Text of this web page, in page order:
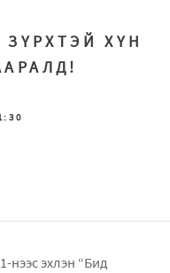
ХҮН
нээс эхлэн “Бид